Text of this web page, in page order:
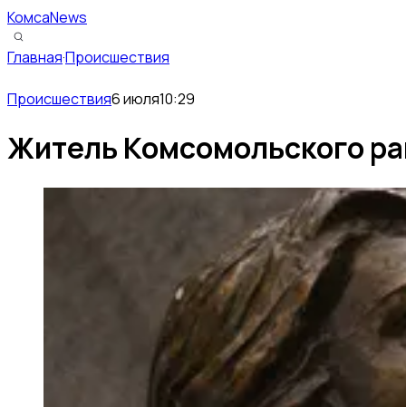
КомсаNews
Главная·Происшествия
Происшествия6 июля10:29
Житель Комсомольского